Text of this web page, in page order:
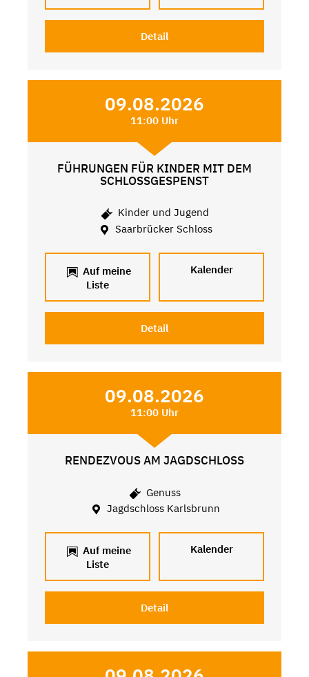
Detail
09.08.2026
11:00 Uhr
FÜHRUNGEN FÜR KINDER MIT DEM
SCHLOSSGESPENST
Kinder und Jugend
Saarbrücker Schloss
Auf meine
Liste
Kalender
Detail
09.08.2026
11:00 Uhr
RENDEZVOUS AM JAGDSCHLOSS
Genuss
Jagdschloss Karlsbrunn
Auf meine
Liste
Kalender
Detail